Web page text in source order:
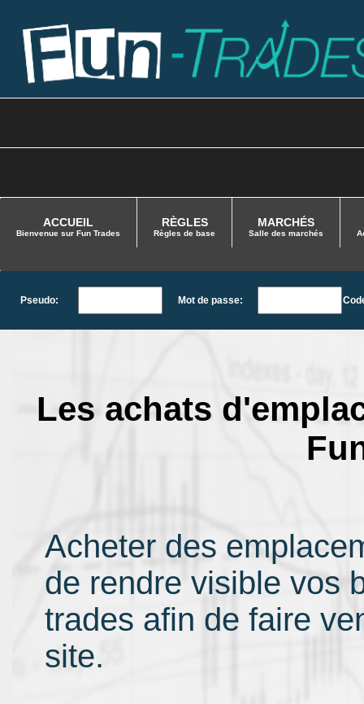
ACCUEIL
Bienvenue sur Fun Trades
RÈGLES
Règles de base
MARCHÉS
Salle des marchés
Pseudo: Mot de passe:
Les achats
Acheter des
de rendre visible vos
trades afin de faire
site.